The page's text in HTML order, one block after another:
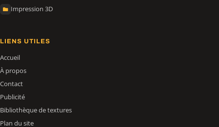
Impression 3D
LIENS UTILES
Accueil
À propos
Contact
Publicité
Bibliothèque de textures
Plan du site